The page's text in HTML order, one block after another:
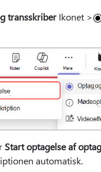
transskriberIkonet >
Start optagelse af
automatisk.